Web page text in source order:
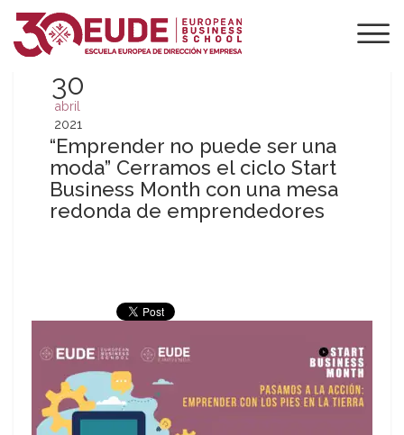
30
abril
2021
“Emprender no puede ser una
moda” Cerramos el ciclo Start
Business Month con una mesa
redonda de emprendedores